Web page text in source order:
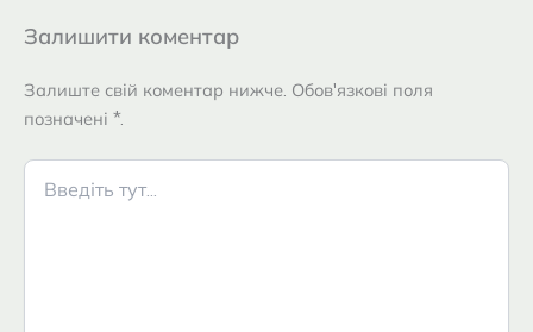
Залишити коментар
Залиште свій коментар нижче. Обов'язкові поля
позначені *.
Введіть
тут...